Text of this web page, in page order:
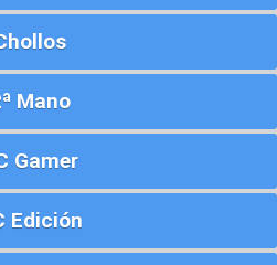
Mano
Gamer
Edición